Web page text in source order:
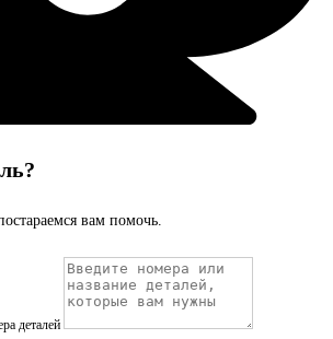
вам помочь.
деталей